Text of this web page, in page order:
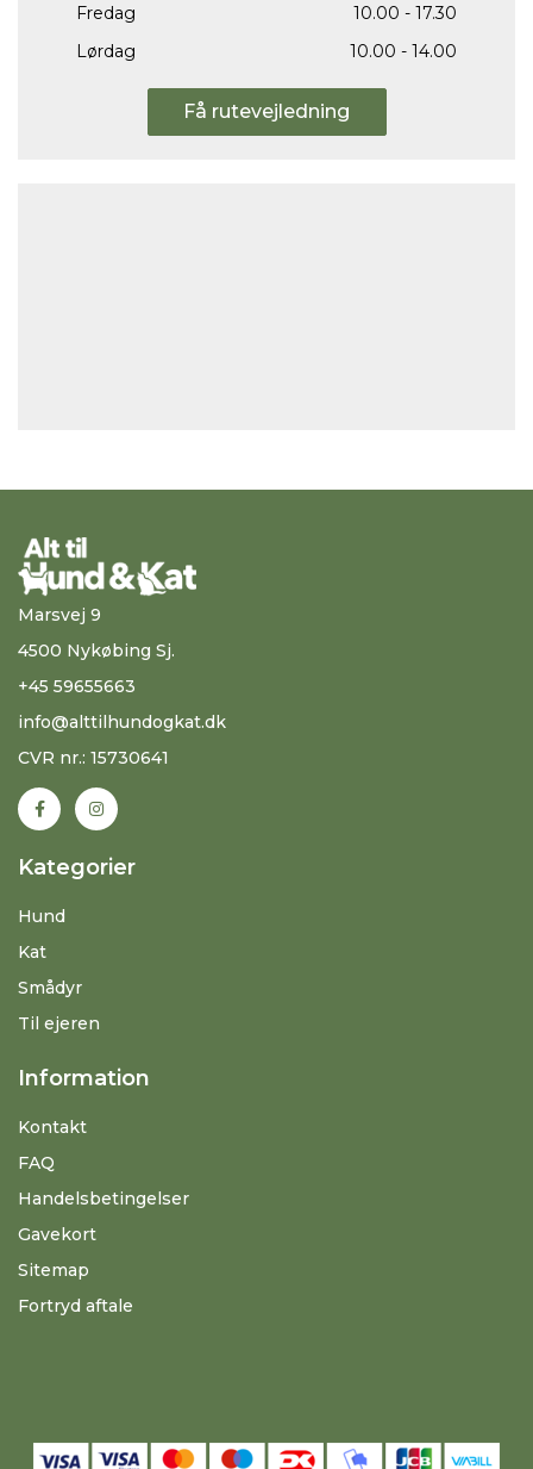
Fredag
10.00 - 17.30
Lørdag
10.00 - 14.00
Få rutevejledning
Marsvej 9
4500 Nykøbing Sj.
+45 59655663
info@alttilhundogkat.dk
CVR nr.: 15730641
Kategorier
Hund
Kat
Smådyr
Til ejeren
Information
Kontakt
FAQ
Handelsbetingelser
Gavekort
Sitemap
Fortryd aftale